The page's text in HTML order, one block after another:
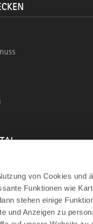
von Cookies und
Funktionen wie
stehen einige
und Anzeigen zu
Angebote für die Region